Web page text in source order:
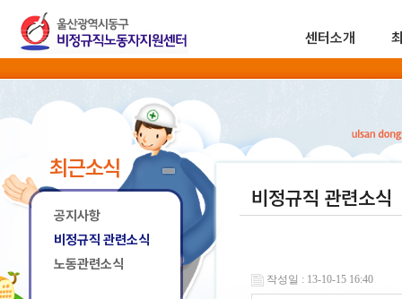
센터소개
최근소식
공지사항
비정규직 관련소식
노동관련소식
비정규직 관련소식
작성일 : 13-10-15 16:40